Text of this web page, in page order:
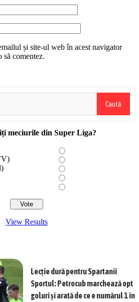
și site-ul web în acest navigator
să comentez.
Caută
meciurile din Super Liga?
View Results
Lecție dură pentru Spartanii
Sportul: Petrocub marchează opt
goluri și arată de ce e numărul 1 în